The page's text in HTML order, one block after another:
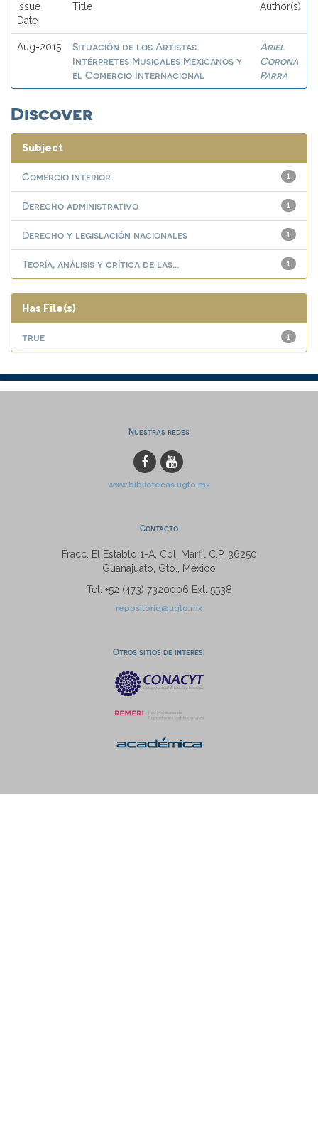
Issue
Date
Title Author(s)
Aug-2015
Situación de los Artistas
Intérpretes Musicales Mexicanos y
el Comercio Internacional
Ariel
Corona
Parra
Discover
Subject
1
Comercio interior
1
Derecho administrativo
1
Derecho y legislación nacionales
1
Teoría, análisis y crítica de las...
Has File(s)
1
true
Nuestras redes
www.bibliotecas.ugto.mx
Contacto
Fracc. El Establo 1-A, Col. Marfil C.P. 36250
Guanajuato, Gto., México
Tel: +52 (473) 7320006 Ext. 5538
repositorio@ugto.mx
Otros sitios de interés: